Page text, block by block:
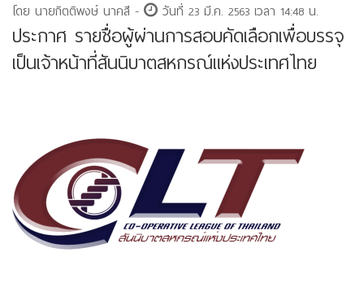
โดย นายกิตติพงษ์ นาคสี - วันที่ 23 มี.ค. 2563 เวลา 14:48 น.
ประกาศ รายชื่อผู้ผ่านการสอบคัดเลือกเพื่อบรรจุ
เป็นเจ้าหน้าที่สันนิบาตสหกรณ์แห่งประเทศไทย